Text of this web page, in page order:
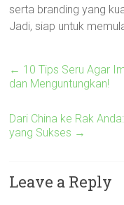
serta branding yang
Jadi, siap untuk
← 10 Tips Seru Agar
dan Menguntungkan!
Dari China ke Rak
yang Sukses →
Leave a Reply